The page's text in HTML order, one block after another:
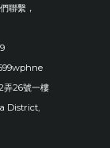
聯繫，
弄26號一樓
District,